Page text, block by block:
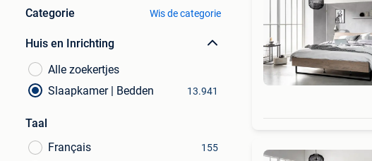
Categorie Wis de categorie
Huis en Inrichting
Alle zoekertjes
Slaapkamer | Bedden
13.941
Taal
Français
155